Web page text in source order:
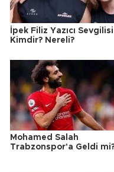
İpek Filiz Yazıcı Sevgilisi
Kimdir? Nereli?
Mohamed Salah
Trabzonspor'a Geldi